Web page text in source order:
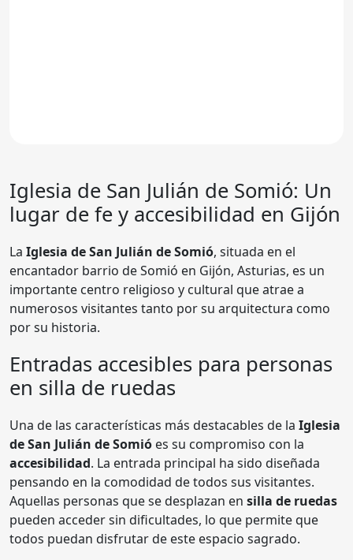
Iglesia de San Julián de Somió: Un
lugar de fe y accesibilidad en Gijón
La Iglesia de San Julián de Somió, situada en el
encantador barrio de Somió en Gijón, Asturias, es un
importante centro religioso y cultural que atrae a
numerosos visitantes tanto por su arquitectura como
por su historia.
Entradas accesibles para personas
en silla de ruedas
Una de las características más destacables de la Iglesia
de San Julián de Somió es su compromiso con la
accesibilidad. La entrada principal ha sido diseñada
pensando en la comodidad de todos sus visitantes.
Aquellas personas que se desplazan en silla de ruedas
pueden acceder sin dificultades, lo que permite que
todos puedan disfrutar de este espacio sagrado.